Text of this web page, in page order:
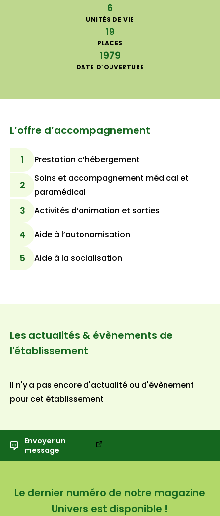
6
UNITÉS DE VIE
19
PLACES
1979
DATE D’OUVERTURE
L’offre d’accompagnement
1 Prestation d’hébergement
2
Soins et accompagnement médical et
paramédical
3 Activités d’animation et sorties
4 Aide à l’autonomisation
5 Aide à la socialisation
Les actualités & évènements de
l'établissement
Il n'y a pas encore d'actualité ou d'évènement
pour cet établissement
Envoyer un
message
Le dernier numéro de notre magazine
Univers est disponible !